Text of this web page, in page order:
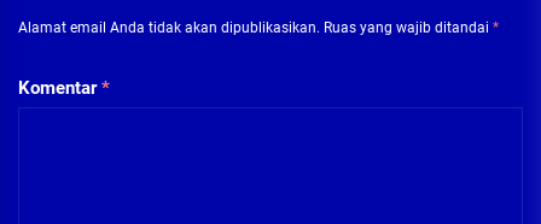
Alamat email Anda tidak akan dipublikasikan. Ruas yang wajib ditandai *
Komentar*